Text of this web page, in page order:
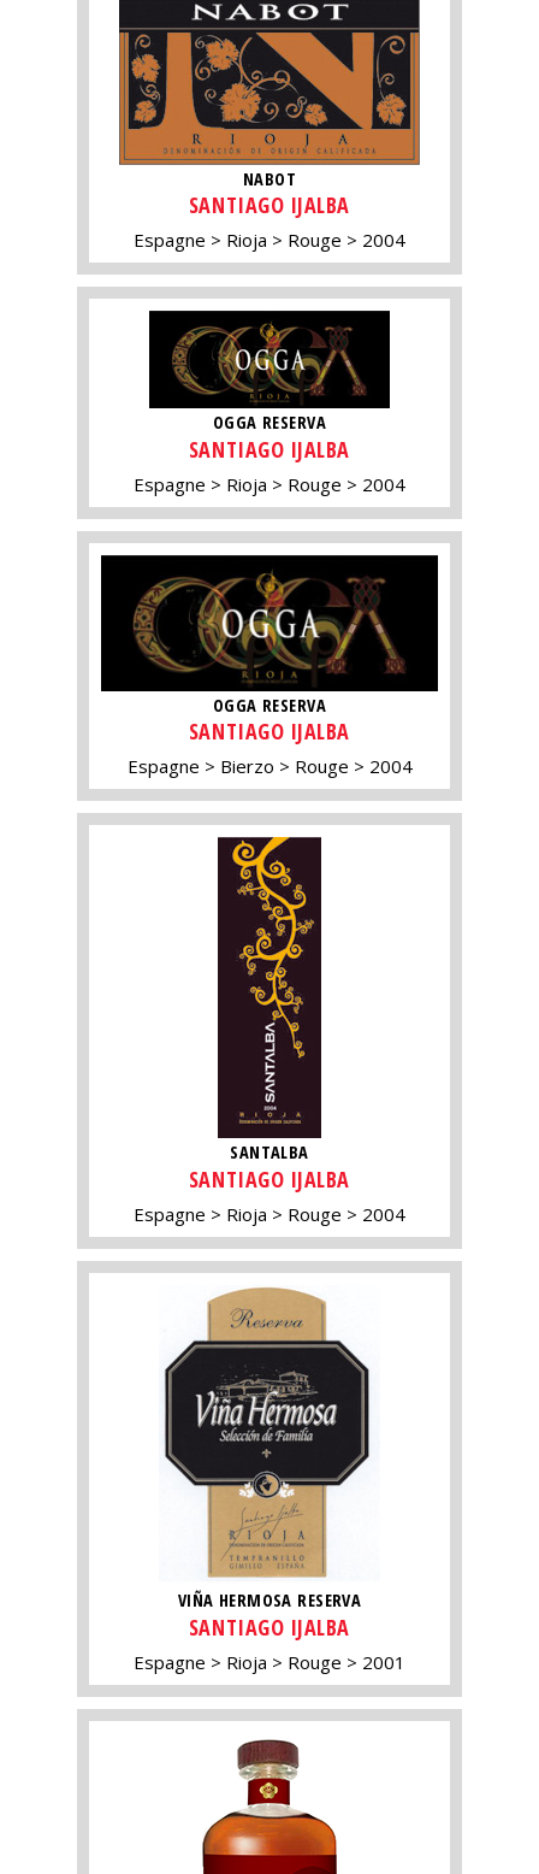
NABOT
SANTIAGO IJALBA
Espagne Rioja Rouge 2004
OGGA RESERVA
SANTIAGO IJALBA
Espagne Rioja Rouge 2004
OGGA RESERVA
SANTIAGO IJALBA
Espagne Bierzo Rouge 2004
SANTALBA
SANTIAGO IJALBA
Espagne Rioja Rouge 2004
VIÑA HERMOSA RESERVA
SANTIAGO IJALBA
Espagne Rioja Rouge 2001